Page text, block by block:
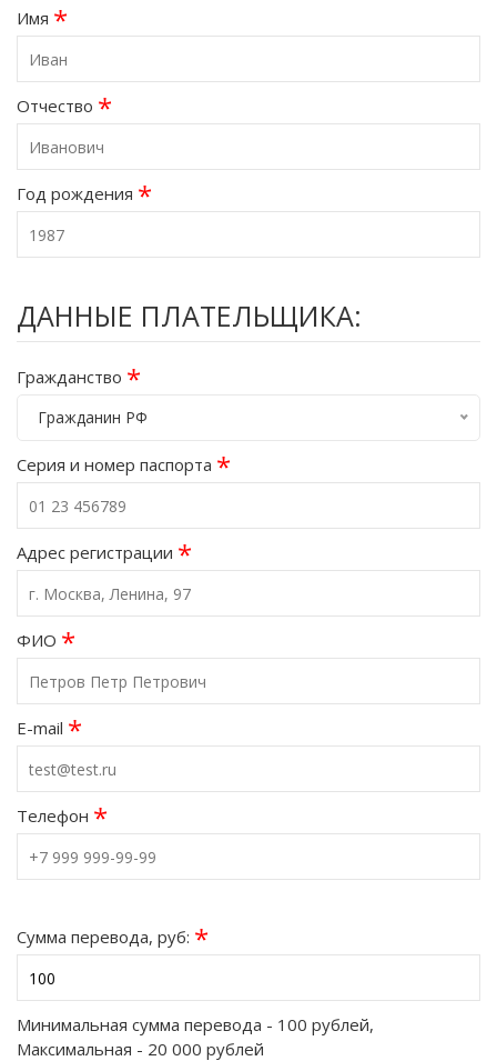
Имя *
Отчество *
Год рождения *
ДАННЫЕ ПЛАТЕЛЬЩИКА:
Гражданство *
Гражданин РФ
Серия и номер паспорта *
Адрес регистрации *
ФИО *
E-mail *
Телефон *
Сумма перевода, руб: *
Минимальная сумма перевода - 100 рублей,
Максимальная - 20 000 рублей